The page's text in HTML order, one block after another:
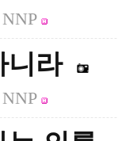
NNP
니라
NNP